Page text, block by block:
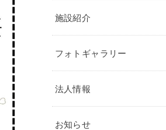
施設紹介
フォトギャラリー
法人情報
お知らせ